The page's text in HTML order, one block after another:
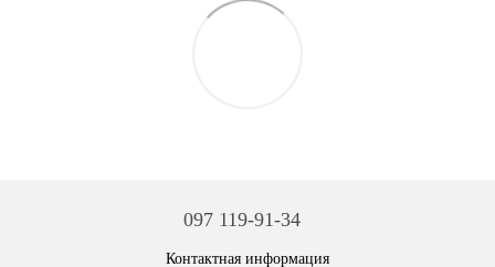
097 119-91-34
Контактная информация